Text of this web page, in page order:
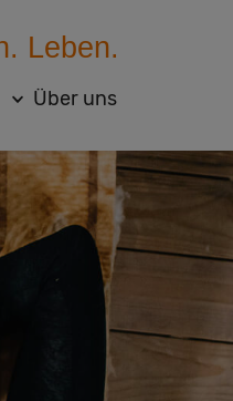
Leben.
Über uns